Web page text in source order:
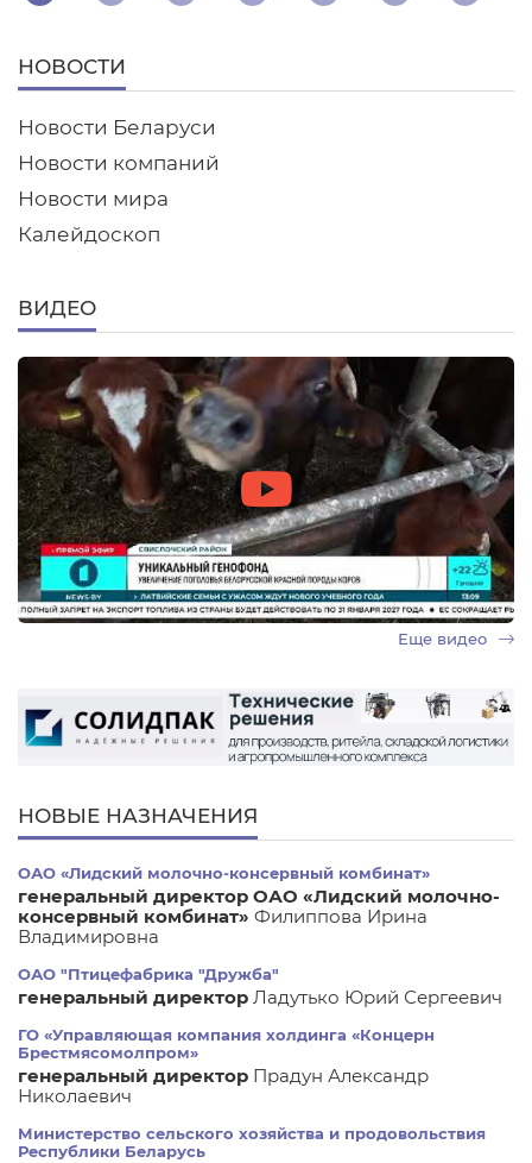
НОВОСТИ
Новости Беларуси
Новости компаний
Новости мира
Калейдоскоп
ВИДЕО
Еще видео
НОВЫЕ НАЗНАЧЕНИЯ
ОАО «Лидский молочно-консервный комбинат»
генеральный директор ОАО «Лидский молочно-
консервный комбинат» Филиппова Ирина
Владимировна
ОАО "Птицефабрика "Дружба"
генеральный директор Ладутько Юрий Сергеевич
ГО «Управляющая компания холдинга «Концерн
Брестмясомолпром»
генеральный директор Прадун Александр
Николаевич
Министерство сельского хозяйства и продовольствия
Республики Беларусь